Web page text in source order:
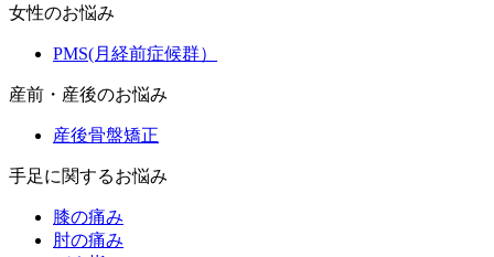
女性のお悩み
PMS(月経前症候群）
産前・産後のお悩み
産後骨盤矯正
手足に関するお悩み
膝の痛み
肘の痛み